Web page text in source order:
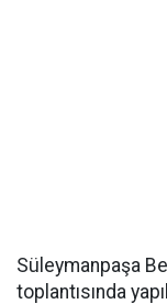
Süleymanpaşa
toplantısında